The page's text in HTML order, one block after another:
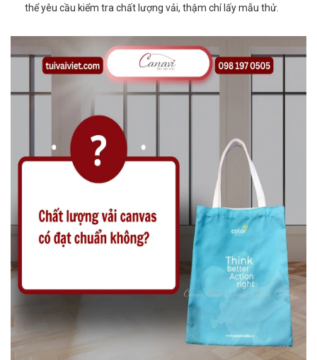
thể yêu cầu kiểm tra chất lượng vải, thậm chí lấy mẫu thử.